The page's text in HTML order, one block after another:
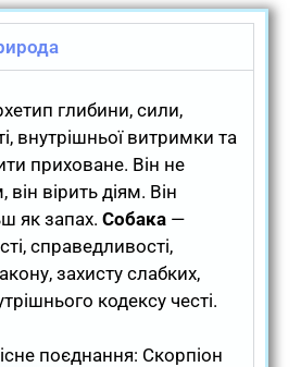
глибини, сили,
внутрішньої витримки та
приховане. Він не
він вірить діям. Він
як запах. Собака —
справедливості,
захисту слабких,
кодексу честі.
поєднання: Скорпіон